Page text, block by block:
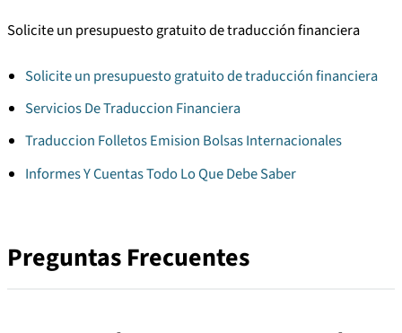
Solicite un presupuesto gratuito de traducción financiera
Solicite un presupuesto gratuito de traducción financiera
Servicios De Traduccion Financiera
Traduccion Folletos Emision Bolsas Internacionales
Informes Y Cuentas Todo Lo Que Debe Saber
Preguntas Frecuentes